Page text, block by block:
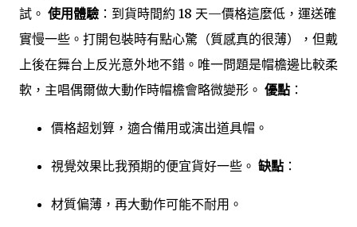
試。 使用體驗 ：到貨時間約 18 天—價格這麼低，運送確
實慢一些。打開包裝時有點心驚（質感真的很薄），但戴
上後在舞台上反光意外地不錯。唯一問題是帽檐邊比較柔
軟，主唱偶爾做大動作時帽檐會略微變形。 優點 ：
價格超划算，適合備用或演出道具帽。
視覺效果比我預期的便宜貨好一些。 缺點 ：
材質偏薄，再大動作可能不耐用。